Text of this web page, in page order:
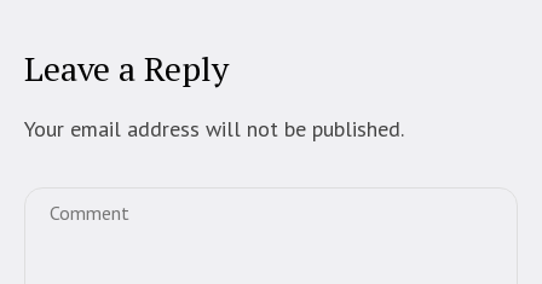
Leave a Reply
Your email address will not be published.